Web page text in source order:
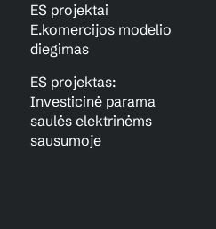
ES projektai
E.komercijos modelio
diegimas
ES projektas:
Investicinė parama
saulės elektrinėms
sausumoje